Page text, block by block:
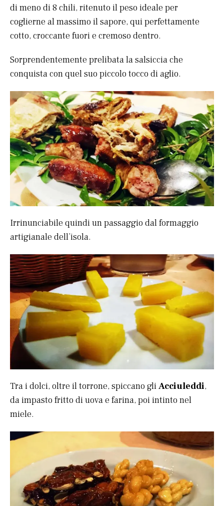
di meno di 8 chili, ritenuto il peso ideale per
coglierne al massimo il sapore, qui perfettamente
cotto, croccante fuori e cremoso dentro.
Sorprendentemente prelibata la salsiccia che
conquista con quel suo piccolo tocco di aglio.
Irrinunciabile quindi un passaggio dal formaggio
artigianale dell’isola.
Tra i dolci, oltre il torrone, spiccano gliAcciuleddi,
da impasto fritto di uova e farina, poi intinto nel
miele.